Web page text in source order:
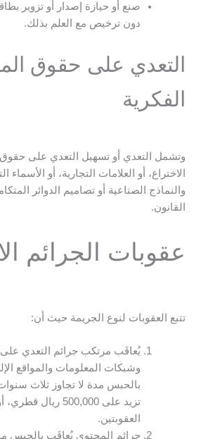
صنع أو حيازة إصدار أو تزوير
دون ترخيص مع العلم بذلك.
التعدي على حقوق
الفكرية
وتشمل التعدي أو تسهيل التعدي على حقوق
الاختراع، أو العلامات التجارية، أو الأسماء
والنماذج الصناعية أو تصاميم الدوائر
القانون.
عقوبات الجرائم
تتبع العقوبات لنوع الجريمة حيث أن:
يُعاقَب مرتكب جرائم التعدي على
وشبكات المعلومات والمواقع
بالحبس مدة لا تجاوز ثلاث
تزيد على 500,000
العقوبتين.
جرائم المحتوى يُعاقَب بالحبس